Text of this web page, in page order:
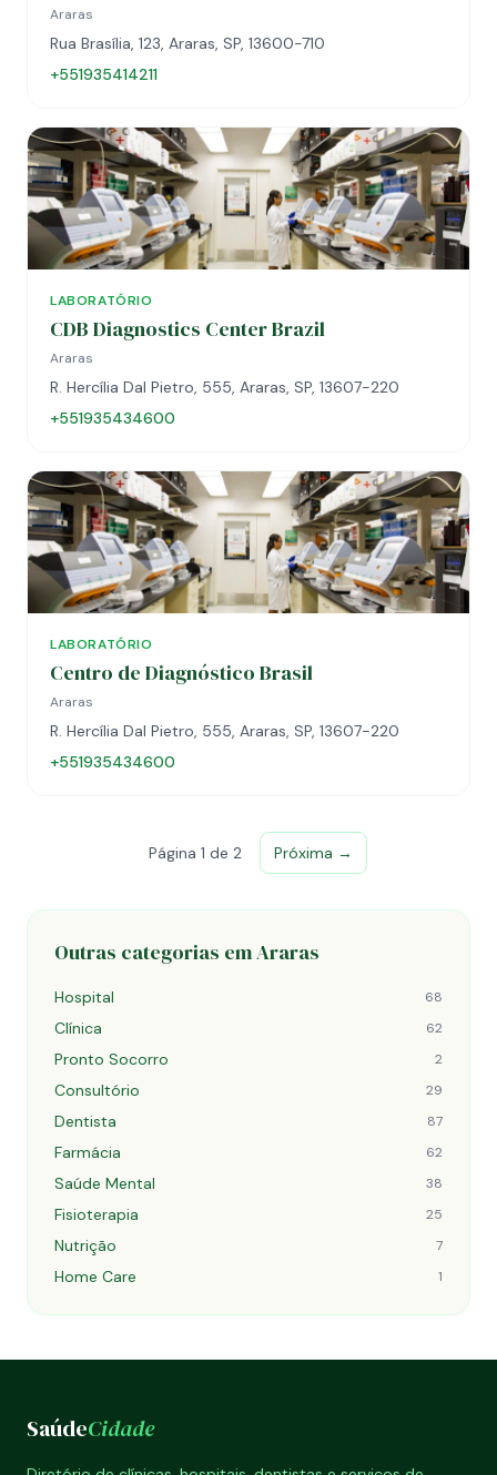
Araras
Rua Brasília, 123, Araras, SP, 13600-710
+551935414211
LABORATÓRIO
CDB Diagnostics Center Brazil
Araras
R. Hercília Dal Pietro, 555, Araras, SP, 13607-220
+551935434600
LABORATÓRIO
Centro de Diagnóstico Brasil
Araras
R. Hercília Dal Pietro, 555, Araras, SP, 13607-220
+551935434600
Página 1 de 2 Próxima →
Outras categorias em Araras
Hospital 68
Clínica 62
Pronto Socorro 2
Consultório 29
Dentista 87
Farmácia 62
Saúde Mental 38
Fisioterapia 25
Nutrição 7
Home Care 1
SaúdeCidade